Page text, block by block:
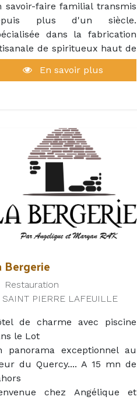
savoir-faire familial transmis
plus d'un siècle.
dans la fabrication
de spiritueux haut de
la maison est
reconnue pour sa
une ambiance
et conviviale, la
vous accueille pour
dégustation gratuite de ses
L’occasion idéale de
des produits
élaborés avec
et de repartir avec une
d’exception en
étape incontournable pour
amoureux des produits du
En savoir plus
Bergerie
Restauration
SAINT PIERRE LAFEUILLE
de charme avec piscine
le Lot
panorama exceptionnel au
du Quercy.... A 15 mn de
chez Angélique et